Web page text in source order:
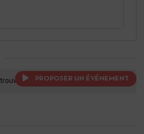
PROPOSER UN ÉVÉNEMENT